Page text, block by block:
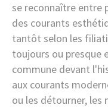
se reconnaître entre
des courants
tantôt selon les
toujours ou
commune devant
aux courants
ou les détourner,